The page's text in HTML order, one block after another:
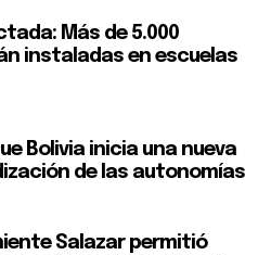
Más de 5.000
instaladas en escuelas
Bolivia inicia una nueva
de las autonomías
Salazar permitió